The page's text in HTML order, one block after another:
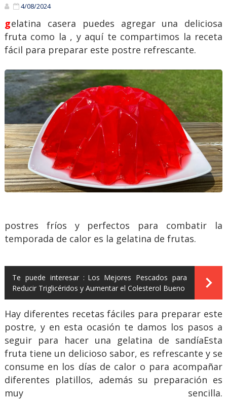
4/08/2024
gelatina casera puedes agregar una deliciosa
fruta como la , y aquí te compartimos la receta
fácil para preparar este postre refrescante.
postres fríos y perfectos para combatir la
temporada de calor es la gelatina de frutas.
Te puede interesar : Los Mejores Pescados para
Reducir Triglicéridos y Aumentar el Colesterol Bueno
Hay diferentes recetas fáciles para preparar este
postre, y en esta ocasión te damos los pasos a
seguir para hacer una gelatina de sandíaEsta
fruta tiene un delicioso sabor, es refrescante y se
consume en los días de calor o para acompañar
diferentes platillos, además su preparación es
muy sencilla.